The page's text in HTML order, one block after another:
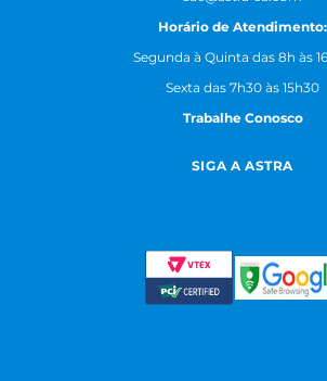
Horário de Atendimento:
Segunda à Quinta das 8h às
Sexta das 7h30 às 15h30
Trabalhe Conosco
SIGA A ASTRA